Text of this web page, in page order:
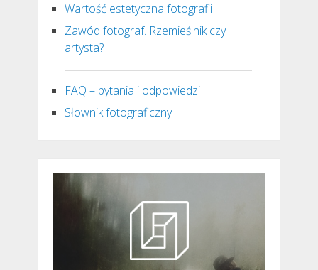
Wartość estetyczna fotografii
Zawód fotograf. Rzemieślnik czy
artysta?
FAQ – pytania i odpowiedzi
Słownik fotograficzny